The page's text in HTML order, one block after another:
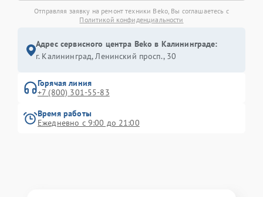
Отправляя заявку на ремонт техники Beko, Вы соглашаетесь с
Политикой конфиденциальности
Адрес сервисного центра Beko в Калининграде:
г. Калининград, Ленинский просп., 30
Горячая линия
+7 (800) 301-55-83
Время работы
Ежедневно с 9:00 до 21:00